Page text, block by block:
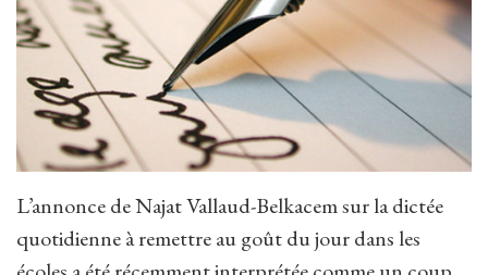
L’annonce de Najat Vallaud-Belkacem sur la dictée
quotidienne à remettre au goût du jour dans les